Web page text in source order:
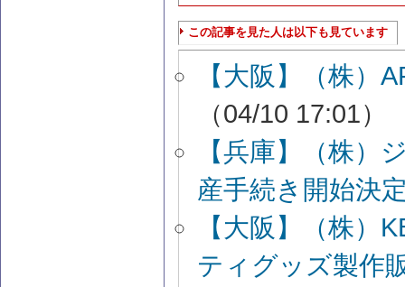
この記事を見た人は以下も見ています
【大阪】（株）
（04/10 17:01）
【兵庫】（株）
産手続き開始決
【大阪】（株
ティグッズ製作